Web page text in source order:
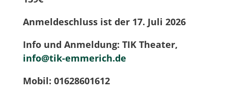
Anmeldeschluss ist der 17. Juli 2026
Info und Anmeldung: TIK Theater,
info@tik-emmerich.de
Mobil: 01628601612